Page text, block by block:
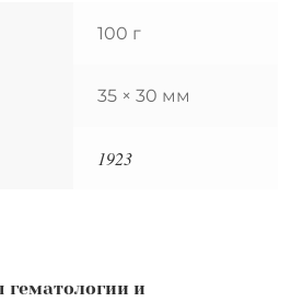
100 г
35 × 30 мм
1923